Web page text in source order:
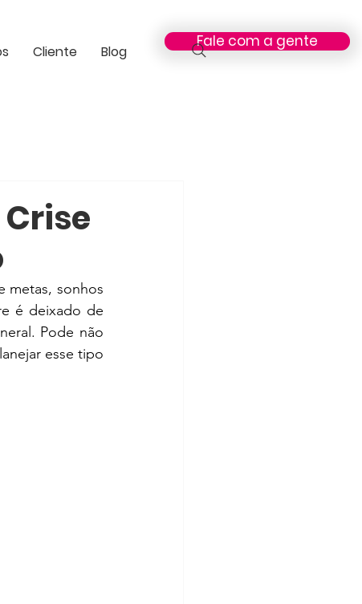
Cliente Blog
Fale com a gente
metas, sonhos
é deixado de
Pode não
esse tipo